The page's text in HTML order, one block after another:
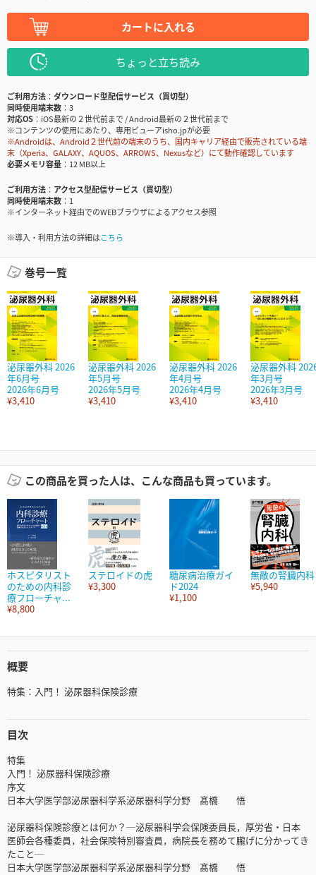
カートに入れる
ちょっと立ち読み
ご利用方法
ダウンロード型配信サービス（買切型）
同時使用端末数
3
対応OS
iOS最新の２世代前まで / Android最新の２世代前まで
※コンテンツの使用にあたり、専用ビューアisho.jpが必要
※Androidは、Android２世代前の端末のうち、国内キャリア経由で販売されている端
末（Xperia、GALAXY、AQUOS、ARROWS、Nexusなど）にて動作確認しています
必要メモリ容量
12 MB以上
ご利用方法
アクセス型配信サービス（買切型）
同時使用端末数
1
※インターネット経由でのWEBブラウザによるアクセス参照
※導入・利用方法の詳細はこちら
巻号一覧
泌尿器外科 2026
年6月号
2026年6月号
¥3,410
泌尿器外科 2026
年5月号
2026年5月号
¥3,410
泌尿器外科 2026
年4月号
2026年4月号
¥3,410
泌尿器外科
年3月号
2026年3月号
¥3,410
この商品を買った人は、こんな商品も買っています。
ホスピタリスト
のための内科診
療フローチャ...
¥8,800
ステロイドの虎
¥3,300
糖尿病治療ガイ
ド2024
¥1,100
無敵の腎臓内科
¥5,940
概要
特集：入門！ 泌尿器科保険診療
目次
特集
入門！ 泌尿器科保険診療
序文
日本大学医学部泌尿器科学系泌尿器科学分野 髙橋 悟
泌尿器科保険診療とは何か？─泌尿器科学会保険委員長，厚労省・日本
医師会各種委員，社会保険特別審査員，病院長を務めて朧げに分かってき
たこと─
日本大学医学部泌尿器科学系泌尿器科学分野 髙橋 悟